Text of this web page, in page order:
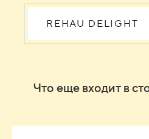
REHAU DELIGHT
Что еще входит в